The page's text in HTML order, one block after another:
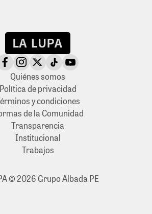
Quiénes somos
Política de privacidad
y condiciones
de la Comunidad
Transparencia
Institucional
Trabajos
© 2026 Grupo Albada PE